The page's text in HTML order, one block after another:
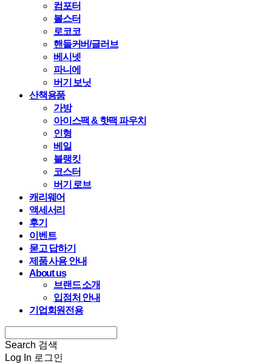
컴포터
볼스터
로코코
핸들커버/글러브
베시넷
파니에
버기 보닛
산책용품
가방
아이스팩 & 핫팩 파우치
인형
베일
블랭킷
코스터
버기 로브
캐리웨어
액세서리
후기
이벤트
묻고 답하기
제품 사용 안내
About us
브랜드 소개
입점처 안내
기업회원전용
Search 검색
Log In 로그인